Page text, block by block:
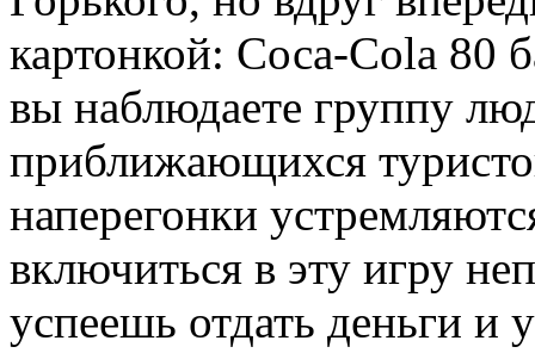
картонкой: Соса-Соla 80
вы наблюдаете группу
приближающихся
наперегонки
включиться в эту игру
успеешь отдать деньги и